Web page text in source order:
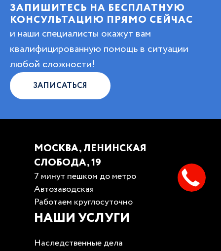
ЗАПИШИТЕСЬ НА БЕСПЛАТНУЮ
КОНСУЛЬТАЦИЮ ПРЯМО СЕЙЧАС
и наши специалисты окажут вам
квалифицированную помощь в ситуации
любой сложности!
ЗАПИСАТЬСЯ
МОСКВА, ЛЕНИНСКАЯ
СЛОБОДА, 19
7 минут пешком до метро
Автозаводская
Работаем круглосуточно
НАШИ УСЛУГИ
Наследственные дела